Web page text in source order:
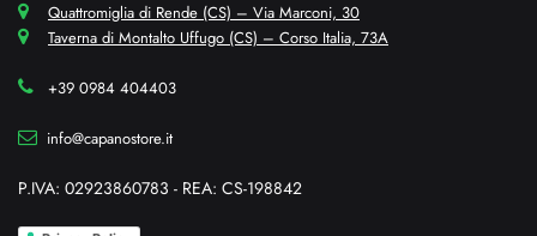
Quattromiglia di Rende (CS) – Via Marconi, 30
Taverna di Montalto Uffugo (CS) – Corso Italia, 73A
+39 0984 404403
info@capanostore.it
P.IVA: 02923860783 - REA: CS-198842